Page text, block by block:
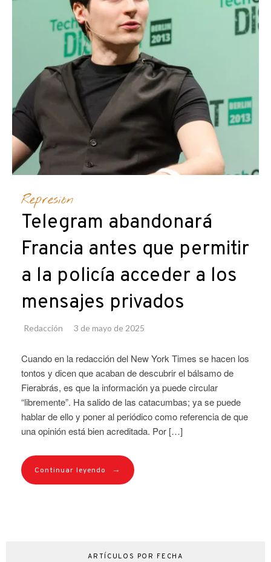
Represión
Telegram abandonará
Francia antes que permitir
a la policía acceder a los
mensajes privados
Redacción 3 de mayo de 2025
Cuando en la redacción del New York Times se hacen los
tontos y dicen que acaban de descubrir el bálsamo de
Fierabrás, es que la información ya puede circular
“libremente”. Ha salido de las catacumbas; ya se puede
hablar de ello y poner al periódico como referencia de que
una opinión está bien acreditada. Por […]
Continuar leyendo →
ARTÍCULOS POR FECHA